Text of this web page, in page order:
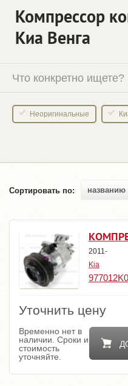
Компрессор
Киа Венга
Что конкретно ищете?
Неоригинальные
Сортировать по: названию
2011-
Kia
Уточнить цену
Временно нет в
наличии. Сроки и
стоимость
уточняйте.